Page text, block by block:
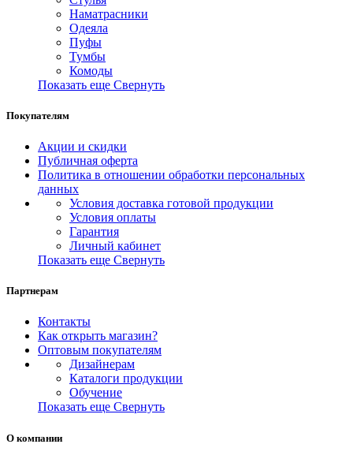
Наматрасники
Одеяла
Пуфы
Тумбы
Комоды
Показать еще Свернуть
Покупателям
Акции и скидки
Публичная оферта
Политика в отношении обработки персональных
данных
Условия доставка готовой продукции
Условия оплаты
Гарантия
Личный кабинет
Показать еще Свернуть
Партнерам
Контакты
Как открыть магазин?
Оптовым покупателям
Дизайнерам
Каталоги продукции
Обучение
Показать еще Свернуть
О компании